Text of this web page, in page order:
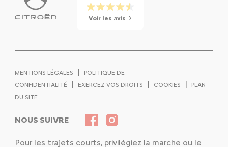
Voir les avis
MENTIONS LÉGALES |
POLITIQUE DE
CONFIDENTIALITÉ
| EXERCEZ VOS DROITS | COOKIES |
PLAN
DU SITE
NOUS SUIVRE
Pour les trajets courts, privilégiez la marche ou le